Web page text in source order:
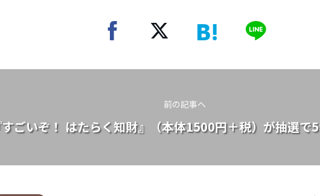
前の記事へ
ごいぞ！ はたらく知財』（本体1500円＋税）が抽選で